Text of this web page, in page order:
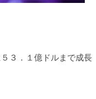
３．１億ドルまで成長